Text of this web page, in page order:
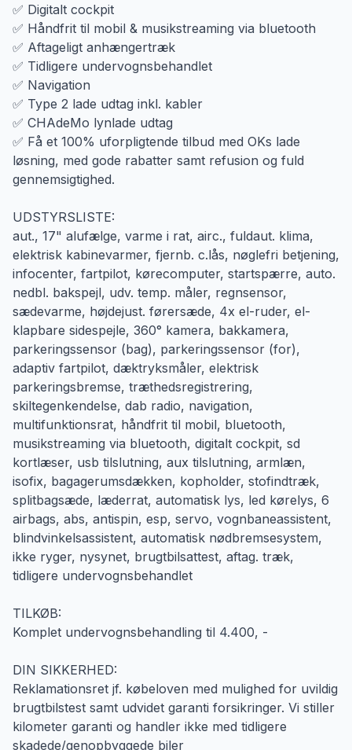
✅ Digitalt cockpit
✅ Håndfrit til mobil & musikstreaming via bluetooth
✅ Aftageligt anhængertræk
✅ Tidligere undervognsbehandlet
✅ Navigation
✅ Type 2 lade udtag inkl. kabler
✅ CHAdeMo lynlade udtag
✅ Få et 100% uforpligtende tilbud med OKs lade
løsning, med gode rabatter samt refusion og fuld
gennemsigtighed.
UDSTYRSLISTE:
aut., 17" alufælge, varme i rat, airc., fuldaut. klima,
elektrisk kabinevarmer, fjernb. c.lås, nøglefri betjening,
infocenter, fartpilot, kørecomputer, startspærre, auto.
nedbl. bakspejl, udv. temp. måler, regnsensor,
sædevarme, højdejust. førersæde, 4x el-ruder, el-
klapbare sidespejle, 360° kamera, bakkamera,
parkeringssensor (bag), parkeringssensor (for),
adaptiv fartpilot, dæktryksmåler, elektrisk
parkeringsbremse, træthedsregistrering,
skiltegenkendelse, dab radio, navigation,
multifunktionsrat, håndfrit til mobil, bluetooth,
musikstreaming via bluetooth, digitalt cockpit, sd
kortlæser, usb tilslutning, aux tilslutning, armlæn,
isofix, bagagerumsdækken, kopholder, stofindtræk,
splitbagsæde, læderrat, automatisk lys, led kørelys, 6
airbags, abs, antispin, esp, servo, vognbaneassistent,
blindvinkelsassistent, automatisk nødbremsesystem,
ikke ryger, nysynet, brugtbilsattest, aftag. træk,
tidligere undervognsbehandlet
TILKØB:
Komplet undervognsbehandling til 4.400, -
DIN SIKKERHED:
Reklamationsret jf. købeloven med mulighed for uvildig
brugtbilstest samt udvidet garanti forsikringer. Vi stiller
kilometer garanti og handler ikke med tidligere
skadede/genopbyggede biler